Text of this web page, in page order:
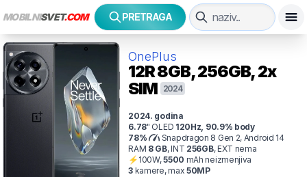
MOBILNISVET.COM PRETRAGA
OnePlus
12R8GB, 256GB, 2x
SIM
2024
2024. godina
6.78" OLED 120Hz, 90.9% body
78%
Snapdragon 8 Gen 2, Android 14
RAM 8GB,INT 256GB,EXT nema
⚡ 100W,5500 mAh neizmenjiva
3 kamere, max 50MP